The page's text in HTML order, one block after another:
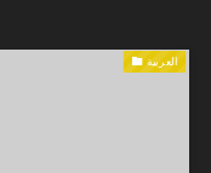
العربية